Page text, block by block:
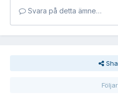
Svara på detta ämne…